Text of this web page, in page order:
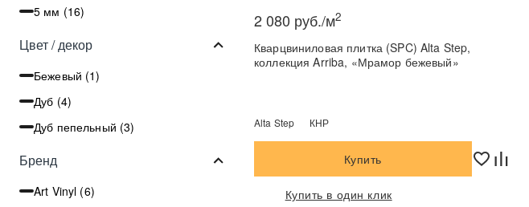
5 мм (16)
Цвет / декор
Бежевый (1)
Дуб (4)
Дуб пепельный (3)
Бренд
Art Vinyl (6)
2 080 руб./м2
Кварцвиниловая плитка (SPC) Alta Step,
коллекция Arriba, «Мрамор бежевый»
Alta Step КНР
Купить
Купить в один клик